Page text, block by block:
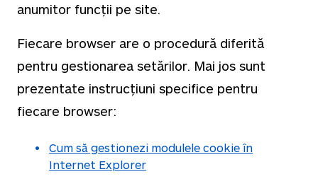
anumitor funcții pe site.
Fiecare browser are o procedură diferită
pentru gestionarea setărilor. Mai jos sunt
prezentate instrucțiuni specifice pentru
fiecare browser:
Cum să gestionezi modulele cookie în
Internet Explorer